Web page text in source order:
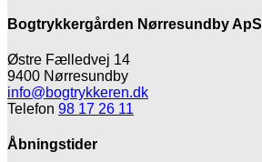
Bogtrykkergården Nørresundby ApS
Østre Fælledvej 14
9400 Nørresundby
info@bogtrykkeren.dk
Telefon 98 17 26 11
Åbningstider